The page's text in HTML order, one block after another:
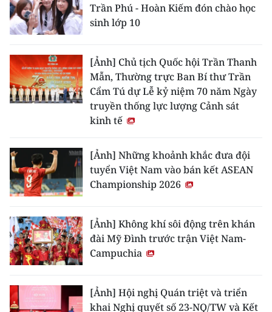
Trần Phú - Hoàn Kiếm đón chào học
sinh lớp 10
[Ảnh] Chủ tịch Quốc hội Trần Thanh
Mẫn, Thường trực Ban Bí thư Trần
Cẩm Tú dự Lễ kỷ niệm 70 năm Ngày
truyền thống lực lượng Cảnh sát
kinh tế
[Ảnh] Những khoảnh khắc đưa đội
tuyển Việt Nam vào bán kết ASEAN
Championship 2026
[Ảnh] Không khí sôi động trên khán
đài Mỹ Đình trước trận Việt Nam-
Campuchia
[Ảnh] Hội nghị Quán triệt và triển
khai Nghị quyết số 23-NQ/TW và Kết